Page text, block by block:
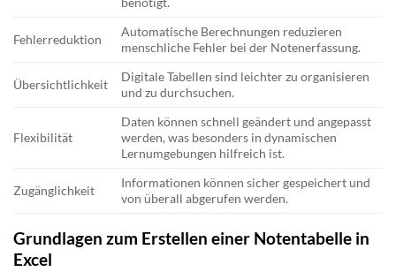
Fehlerreduktion
Automatische Berechnungen reduzieren
menschliche Fehler bei der Notenerfassung.
Übersichtlichkeit
Digitale Tabellen sind leichter zu organisieren
und zu durchsuchen.
Flexibilität
Daten können schnell geändert und angepasst
werden, was besonders in dynamischen
Lernumgebungen hilfreich ist.
Zugänglichkeit
Informationen können sicher gespeichert und
von überall abgerufen werden.
Grundlagen zum Erstellen einer Notentabelle in
Excel